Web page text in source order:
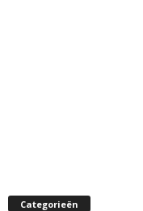
Categorieën